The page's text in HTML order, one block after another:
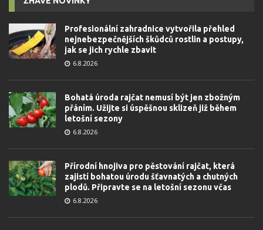
Profesionální zahradnice vytvořila přehled
nejnebezpečnějších škůdců rostlin a postupy,
jak se jich rychle zbavit
6.8.2026
Bohatá úroda rajčat nemusí být jen zbožným
přáním. Užijte si úspěšnou sklizeň již během
letošní sezony
6.8.2026
Přírodní hnojiva pro pěstování rajčat, která
zajistí bohatou úrodu šťavnatých a chutných
plodů. Připravte se na letošní sezonu včas
6.8.2026